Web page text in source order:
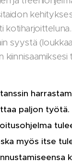
syystä
paljon
myös itse